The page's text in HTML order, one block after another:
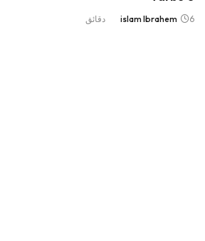
islam Ibrahem 6 دقائق